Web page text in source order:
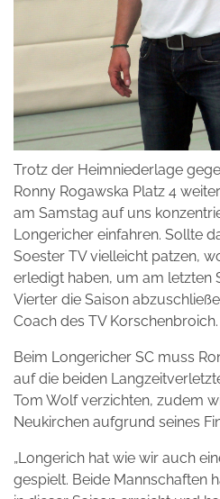
Trotz der Heimniederlage
Ronny Rogawska Platz 4
am Samstag auf uns
Longericher einfahren. Sollte
Soester TV vielleicht patzen,
erledigt haben, um am letzten
Vierter die Saison
Coach des TV Korschenbroich.
Beim Longericher SC muss
auf die beiden
Tom Wolf verzichten, zudem
Neukirchen aufgrund seines
„Longerich hat wie wir auch
gespielt. Beide Mannschaften